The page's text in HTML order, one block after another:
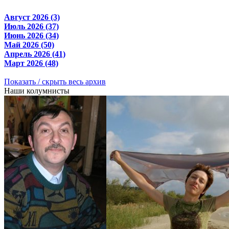
Август 2026 (3)
Июль 2026 (37)
Июнь 2026 (34)
Май 2026 (50)
Апрель 2026 (41)
Март 2026 (48)
Показать / скрыть весь архив
Наши колумнисты